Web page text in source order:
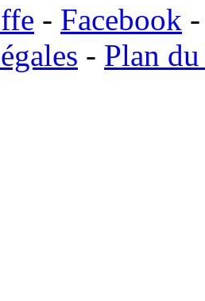
- Facebook
- Plan